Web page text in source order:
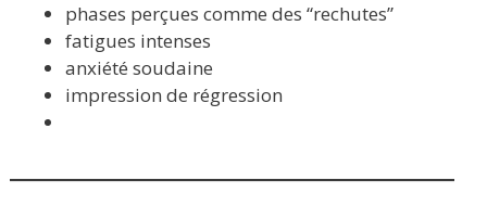
phases perçues comme des “rechutes”
fatigues intenses
anxiété soudaine
impression de régression